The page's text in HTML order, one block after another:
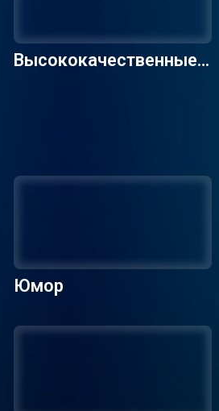
Высококачественные р
Юмор